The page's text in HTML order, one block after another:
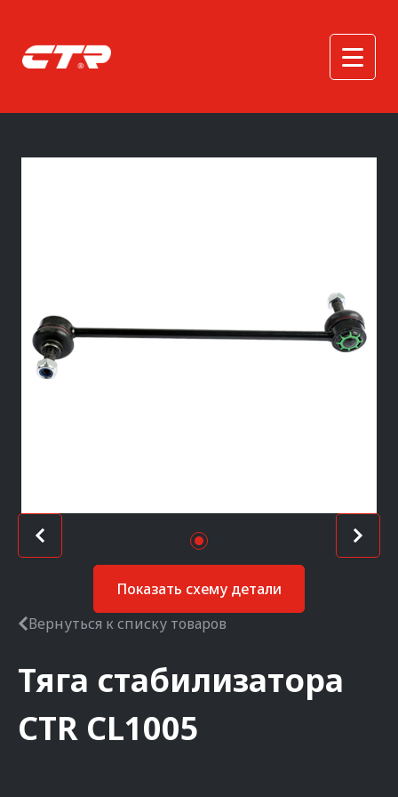
Показать схему детали
Вернуться к списку товаров
Тяга стабилизатора
CTR CL1005